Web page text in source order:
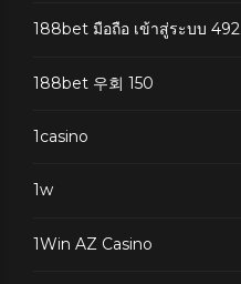
188bet มือถือ เข้าสู่ระบบ 492
188bet 우회 150
1casino
1w
1Win AZ Casino